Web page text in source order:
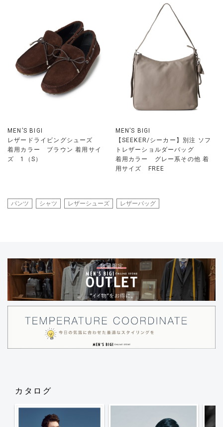
MEN’S BIGI
レザードライビングシューズ
着用カラー ブラウン 着用サイ
ズ 1（S）
MEN’S BIGI
【SEEKER/シーカー】別注 ソフ
トレザーショルダーバッグ
着用カラー グレー系その他 着
用サイズ FREE
パンツ シャツ レザーシューズ レザーバッグ
カタログ